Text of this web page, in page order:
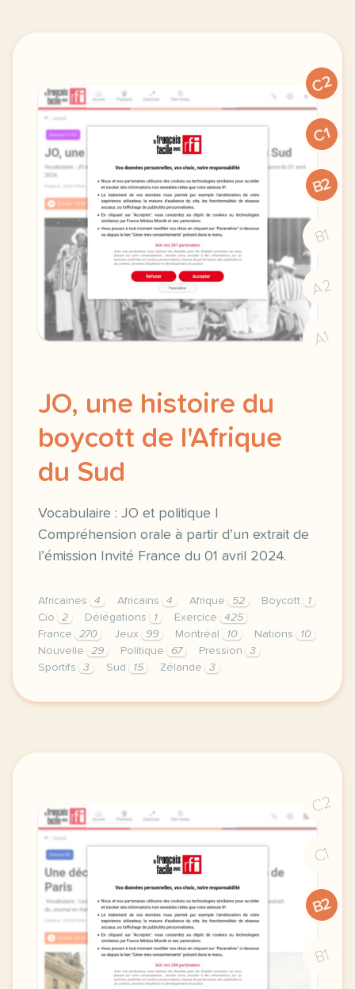
C2
C1
B2
B1
A2
A1
JO, une histoire du
boycott de l'Afrique
du Sud
Vocabulaire : JO et politique |
Compréhension orale à partir d’un extrait de
l’émission Invité France du 01 avril 2024.
Africaines 4 Africains 4 Afrique 52 Boycott
1
Cio
2 Délégations 1 Exercice
425
France
270 Jeux 99 Montréal 10 Nations
10
Nouvelle
29 Politique 67 Pression
3
Sportifs
3 Sud 15 Zélande 3
exercice c1 c2 jo une histoire du boycott de l
C2
C1
B2
B1